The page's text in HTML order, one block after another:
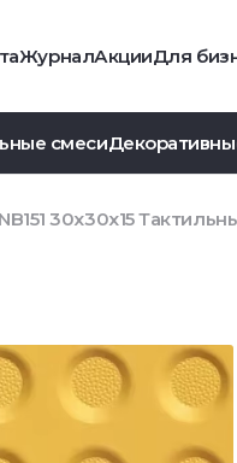
ЖурналАкцииДля
смеси
30x30x15